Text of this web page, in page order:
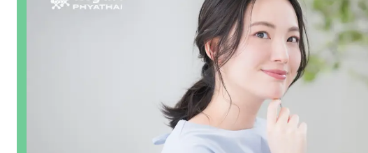
套餐和促销
联系我们
活动